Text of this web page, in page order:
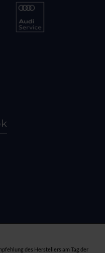
des Herstellers am Tag der